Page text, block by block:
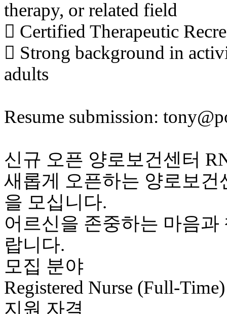
therapy, or related field
 Certified Therapeutic
 Strong background in
adults
Resume submission:
신규 오픈 양로보건센터
새롭게 오픈하는 양로보
을 모십니다.
어르신을 존중하는 마음
랍니다.
모집 분야
Registered Nurse (Full-Time)
지원 자격